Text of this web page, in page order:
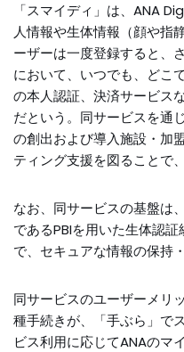
「スマイディ」は、ANA
人情報や生体情報（顔や指
ーザーは一度登録すると、
において、いつでも、どこ
の本人認証、決済サービス
だという。同サービスを通
の創出および導入施設・加
ティング支援を図ることで
なお、同サービスの基盤は
であるPBIを用いた生体認
で、セキュアな情報の保持
同サービスのユーザーメリ
種手続きが、「手ぶら」で
ビス利用に応じてANAのマ